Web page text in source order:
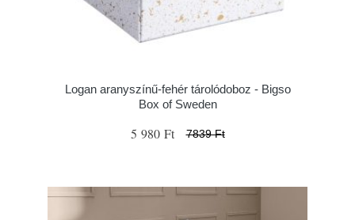
Logan aranyszínű-fehér tárolódoboz - Bigso
Box of Sweden
5 980 Ft 7839 Ft